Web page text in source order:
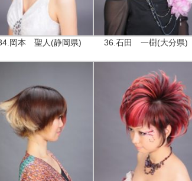
岡本 聖人(静岡県) 36.石田 一樹(大分県)